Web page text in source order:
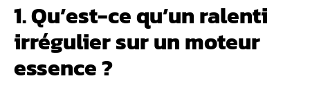
1. Qu’est-ce qu’un ralenti
irrégulier sur un moteur
essence ?